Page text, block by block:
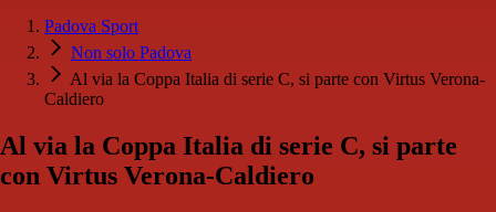
Padova Sport
Non solo Padova
Al via la Coppa Italia di serie C, si parte con Virtus Verona-
Caldiero
Al via la Coppa Italia di serie C, si parte
con Virtus Verona-Caldiero